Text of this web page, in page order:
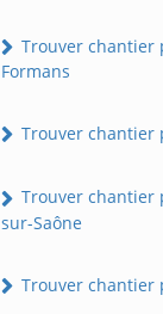
Trouver chantier
Formans
Trouver chantier
Trouver chantier
sur-Saône
Trouver chantier